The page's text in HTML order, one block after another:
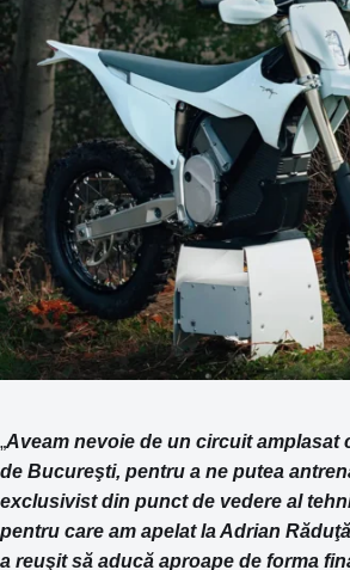
„Aveam nevoie de un circuit amplasat
de Bucureşti, pentru a ne putea
exclusivist din punct de vedere al
pentru care am apelat la Adrian
a reuşit să aducă aproape de forma